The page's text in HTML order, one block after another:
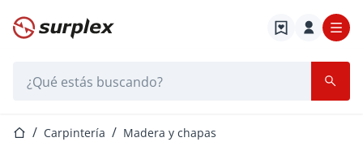
Página de inicio
Página de inicio
Carpintería Madera y chapas